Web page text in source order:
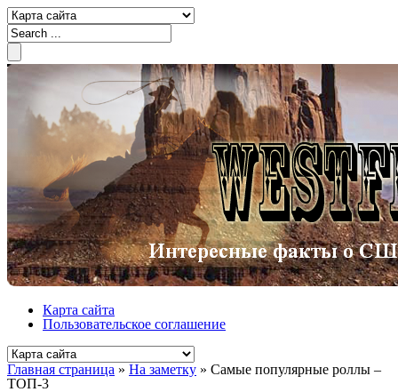
Карта сайта
Пользовательское соглашение
Главная страница » На заметку » Самые популярные роллы –
ТОП-3